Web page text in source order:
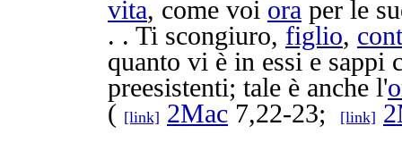
vita, come voi ora per le
. . Ti scongiuro, figlio,
quanto vi è in essi e sappi
preesistenti; tale è anche l'
( [link] 2Mac 7,22-23; [link]